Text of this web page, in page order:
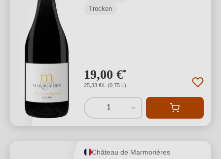
Trocken
19,00 €*
25,33 €/L (0,75 L)
1
Château de Marmorières